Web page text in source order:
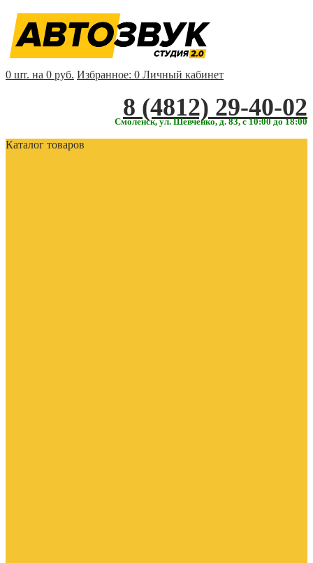
0 шт. на 0 руб. Избранное: 0 Личный кабинет
‎‎8 (4812) 29-40-02
Смоленск, ул. Шевченко, д. 83, с 10:00 до 18:00
Каталог товаров